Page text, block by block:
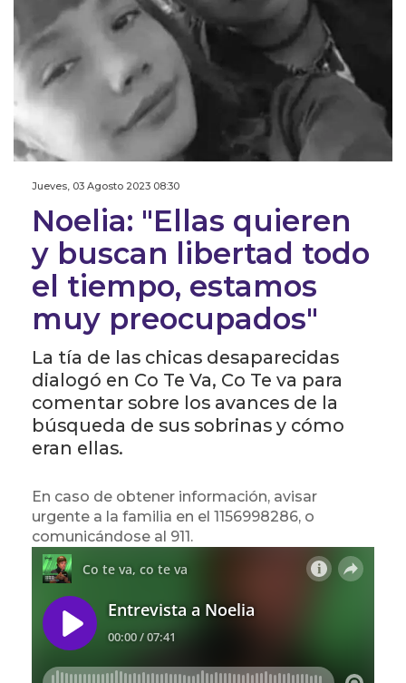
Jueves, 03 Agosto 2023 08:30
Noelia: "Ellas quieren
y buscan libertad todo
el tiempo, estamos
muy preocupados"
La tía de las chicas desaparecidas
dialogó en Co Te Va, Co Te va para
comentar sobre los avances de la
búsqueda de sus sobrinas y cómo
eran ellas.
En caso de obtener información, avisar
urgente a la familia en el 1156998286, o
comunicándose al 911.